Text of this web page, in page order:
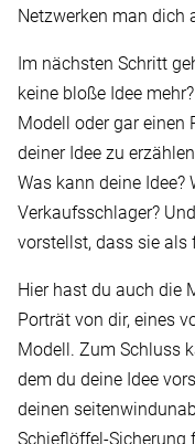
Netzwerken man dich
Im nächsten Schritt
keine bloße Idee
Modell oder gar einen
deiner Idee zu
Was kann deine Idee?
Verkaufsschlager?
vorstellst, dass sie als
Hier hast du auch die
Porträt von dir, eines
Modell. Zum Schluss
dem du deine Idee
deinen
Schieflöffel-Sicherung